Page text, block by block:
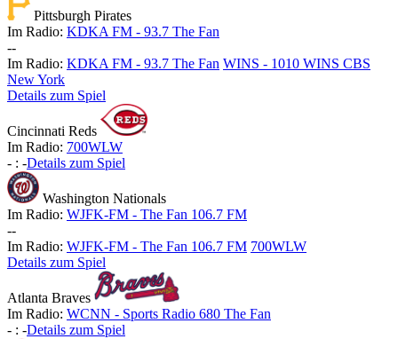
Pittsburgh Pirates
Im Radio: KDKA FM - 93.7 The Fan
--
Im Radio: KDKA FM - 93.7 The Fan WINS - 1010 WINS CBS
New York
Details zum Spiel
Cincinnati Reds
Im Radio: 700WLW
- : -Details zum Spiel
Washington Nationals
Im Radio: WJFK-FM - The Fan 106.7 FM
--
Im Radio: WJFK-FM - The Fan 106.7 FM 700WLW
Details zum Spiel
Atlanta Braves
Im Radio: WCNN - Sports Radio 680 The Fan
- : -Details zum Spiel